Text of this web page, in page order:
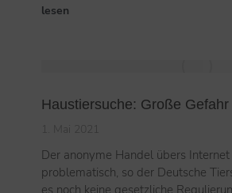
lesen
Haustiersuche: Große
1. Mai 2021
Der anonyme Handel übers
problematisch, so der Deutsche
es noch keine gesetzliche